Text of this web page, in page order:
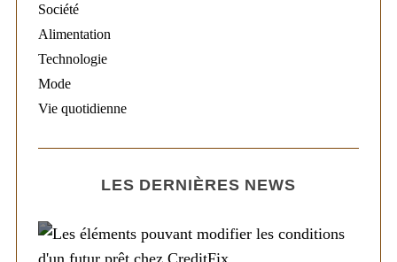
Société
Alimentation
Technologie
Mode
Vie quotidienne
LES DERNIÈRES NEWS